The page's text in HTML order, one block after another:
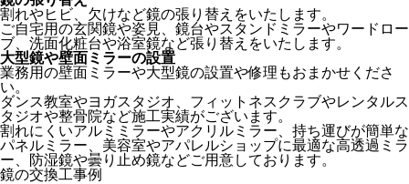
割れやヒビ、欠けなど鏡の張り替えをいたします。
ご自宅用の玄関鏡や姿見、鏡台やスタンドミラーやワードロー
ブ、洗面化粧台や浴室鏡など張り替えをいたします。
大型鏡や壁面ミラーの設置
業務用の壁面ミラーや大型鏡の設置や修理もおまかせくださ
い。
ダンス教室やヨガスタジオ、フィットネスクラブやレンタルス
タジオや整骨院など施工実績がございます。
割れにくいアルミミラーやアクリルミラー、持ち運びが簡単な
パネルミラー、美容室やアパレルショップに最適な高透過ミラ
ー、防湿鏡や曇り止め鏡などご用意しております。
鏡の交換工事例